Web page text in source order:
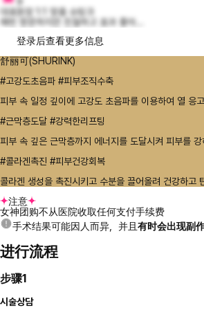
대표원장 1:1 맞춤 슈링크
매번 방문하지만 친절하고 효과 좋아...
登录后查看更多信息
舒丽可(SHURINK)
#고강도초음파 #피부조직수축
피부 속 일정 깊이에 고강도 초음파를 이용하여 열 응
#근막층도달 #강력한리프팅
피부 속 깊은 근막층까지 에너지를 도달시켜 피부를
#콜라겐촉진 #피부건강회복
콜라겐 생성을 촉진시키고 수분을 끌어올려 건강하고
注意
女神团购不从医院收取任何支付手续费
手术结果可能因人而异，并且 有时会出现副
进行流程
步骤1
시술상담